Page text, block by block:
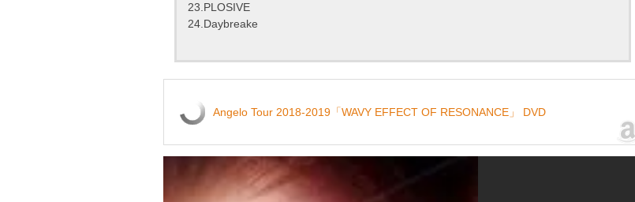
23.PLOSIVE
24.Daybreake
Angelo Tour 2018-2019「WAVY EFFECT OF RESONANCE」 DVD